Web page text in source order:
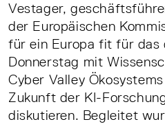
Vestager,
der Europäischen
für ein Europa fit für das
Donnerstag mit
Cyber Valley
Zukunft der KI-
diskutieren. Begleitet